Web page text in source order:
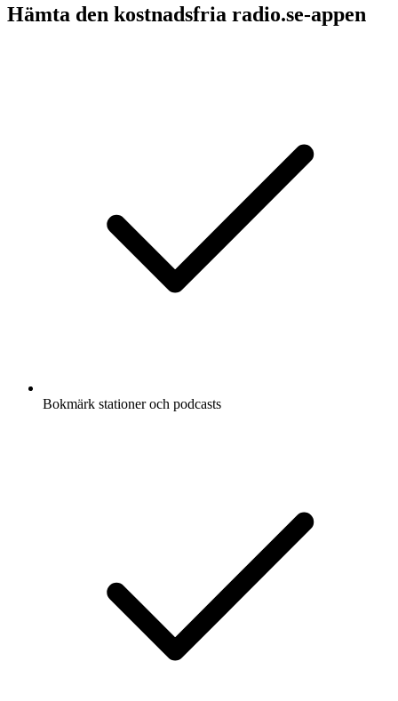
Hämta den kostnadsfria radio.se-appen
Bokmärk stationer och podcasts